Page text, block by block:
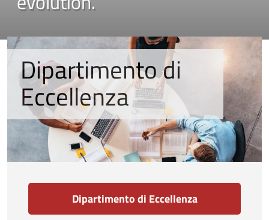
Dipartimento di
Eccellenza
Dipartimento di Eccellenza